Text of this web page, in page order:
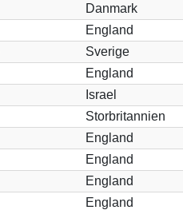
Danmark
England
Sverige
England
Israel
Storbritannien
England
England
England
England